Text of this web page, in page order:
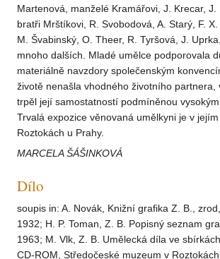
Martenová, manželé Kramářovi, J. Krecar, J.
bratři Mrštíkovi, R. Svobodová, A. Starý, F. X.
M. Švabinský, O. Theer, R. Tyršová, J.
mnoho dalších. Mladé umělce podporovala
materiálně navzdory společenským
životě nenašla vhodného životního partnera,
trpěl její samostatností podmíněnou vysokým
Trvalá expozice věnovaná umělkyni je v
Roztokách u Prahy.
MARCELA ŠÁŠINKOVÁ
Dílo
soupis in: A. Novák, Knižní grafika Z. B.,
1932; H. P. Toman, Z. B. Popisný seznam
1963; M. Vlk, Z. B. Umělecká díla ve
CD-ROM, Středočeské muzeum v